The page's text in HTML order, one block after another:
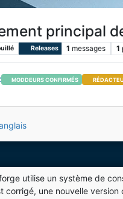
principal
Releases 1 messages 1
MODDEURS CONFIRMÉS
utilise un système de
corrigé, une nouvelle